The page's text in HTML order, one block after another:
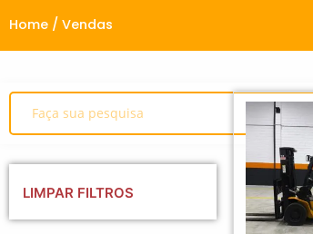
Home / Vendas
LIMPAR FILTROS